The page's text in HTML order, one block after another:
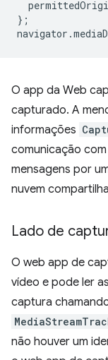
};
navigator .
O app da Web
capturado. A
informações
comunicação
mensagens por
nuvem
Lado de
O web app de
vídeo e pode ler
captura
não houver um